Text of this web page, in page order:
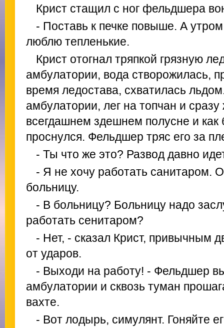
Крист стащил с ног фельдшера
- Поставь к печке повыше. А
люблю тепленькие.
Крист отогнал тряпкой грязную
амбулатории, вода створожилась,
время ледостава, схватилась
амбулатории, лег на топчан и
всегдашнем здешнем полусне и как
проснулся. Фельдшер тряс его за
- Ты что же это? Развод давно
- Я не хочу работать санитаром.
больницу.
- В больницу? Больницу надо
работать сенитаром?
- Нет, - сказал Крист, привычным
от ударов.
- Выходи на работу! - Фельдшер
амбулатории и сквозь туман
вахте.
- Вот лодырь, симулянт. Гоняйте